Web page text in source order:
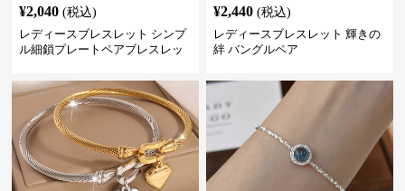
¥2,040 (税込)
レディースブレスレット シンプ
ル細鎖プレートペアブレスレッ
¥2,440 (税込)
レディースブレスレット 輝きの
絆 バングルペア